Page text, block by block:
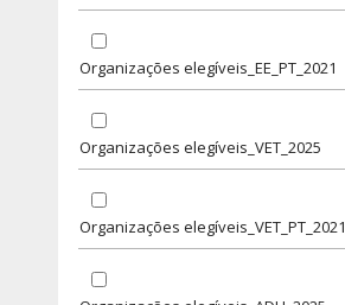
Organizações elegíveis_EE_PT_2021
Organizações elegíveis_VET_2025
Organizações elegíveis_VET_PT_2021